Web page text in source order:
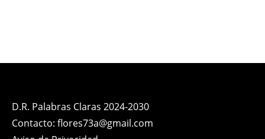
D.R. Palabras Claras 2024-2030
Contacto: flores73a@gmail.com